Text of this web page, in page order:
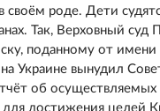
своём роде. Дети
Так, Верховный суд
поданному от имени
Украине вынудил
об осуществляемых
для достижения целей